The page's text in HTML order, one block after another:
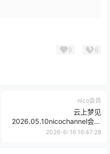
0 0
nico会员
云上梦见
2026.05.10nicochannel会员
限定
2026-6-16 16:47:28